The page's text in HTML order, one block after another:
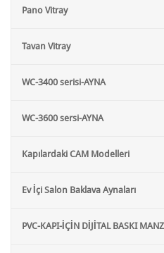
Pano Vitray
Tavan Vitray
WC-3400 serisi-AYNA
WC-3600 sersi-AYNA
Kapılardaki CAM Modelleri
Ev İçi Salon Baklava Aynaları
PVC-KAPI-İÇİN DİJİTAL BASKI